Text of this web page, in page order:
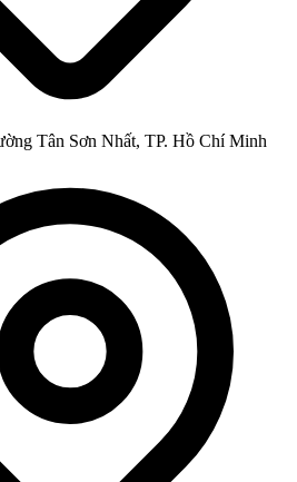
Tân Sơn Nhất, TP. Hồ Chí Minh